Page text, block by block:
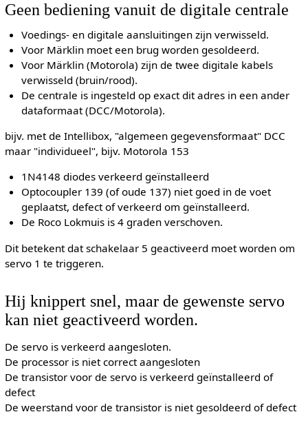
Geen bediening vanuit de digitale centrale
Voedings- en digitale aansluitingen zijn verwisseld.
Voor Märklin moet een brug worden gesoldeerd.
Voor Märklin (Motorola) zijn de twee digitale kabels
verwisseld (bruin/rood).
De centrale is ingesteld op exact dit adres in een ander
dataformaat (DCC/Motorola).
bijv. met de Intellibox, "algemeen gegevensformaat" DCC
maar "individueel", bijv. Motorola 153
1N4148 diodes verkeerd geïnstalleerd
Optocoupler 139 (of oude 137) niet goed in de voet
geplaatst, defect of verkeerd om geïnstalleerd.
De Roco Lokmuis is 4 graden verschoven.
Dit betekent dat schakelaar 5 geactiveerd moet worden om
servo 1 te triggeren.
Hij knippert snel, maar de gewenste servo
kan niet geactiveerd worden.
De servo is verkeerd aangesloten.
De processor is niet correct aangesloten
De transistor voor de servo is verkeerd geïnstalleerd of
defect
De weerstand voor de transistor is niet gesoldeerd of defect